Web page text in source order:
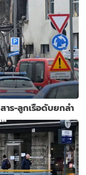
ร-ลูกเรือดับยกลำ